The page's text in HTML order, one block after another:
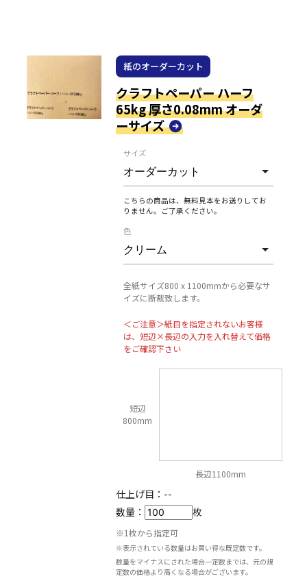
紙のオーダーカット
クラフトペーパー ハーフ
65kg 厚さ0.08mm オーダ
ーサイズ
サイズ
こちらの商品は、無料見本をお送りしてお
りません。ご了承ください。
色
全紙サイズ800 x 1100mmから必要なサ
イズに断裁致します。
＜ご注意＞紙目を指定されないお客様
は、短辺×長辺の入力を入れ替えて価格
をご確認下さい
短辺
800mm
長辺1100mm
仕上げ目： --
数量：
枚
※1枚から指定可
※表示されている数量はお買い得な既定数です。
数量をマイナスにされた場合一定数までは、元の規
定数の価格より高くなる場合がございます。